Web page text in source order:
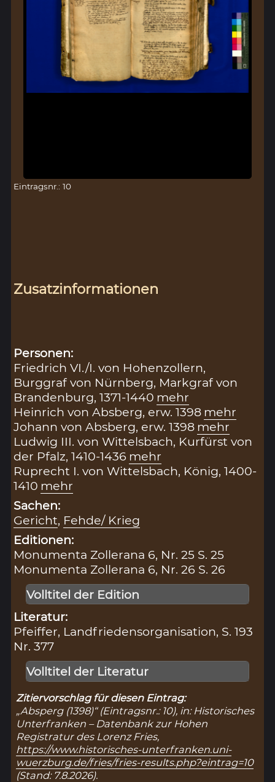
Eintragsnr.: 10
Zusatzinformationen
Personen:
Friedrich VI./I. von Hohenzollern,
Burggraf von Nürnberg, Markgraf von
Brandenburg, 1371-1440 mehr
Heinrich von Absberg, erw. 1398 mehr
Johann von Absberg, erw. 1398 mehr
Ludwig III. von Wittelsbach, Kurfürst von
der Pfalz, 1410-1436 mehr
Ruprecht I. von Wittelsbach, König, 1400-
1410 mehr
Sachen:
Gericht, Fehde/ Krieg
Editionen:
Monumenta Zollerana 6, Nr. 25 S. 25
Monumenta Zollerana 6, Nr. 26 S. 26
Volltitel der Edition
Literatur:
Pfeiffer, Landfriedensorganisation, S. 193
Nr. 377
Volltitel der Literatur
Zitiervorschlag für diesen Eintrag:
„Absperg (1398)“ (Eintragsnr.: 10), in: Historisches
Unterfranken – Datenbank zur Hohen
Registratur des Lorenz Fries,
https://www.historisches-unterfranken.uni-
wuerzburg.de/fries/fries-results.php?eintrag=10
(Stand: 7.8.2026).